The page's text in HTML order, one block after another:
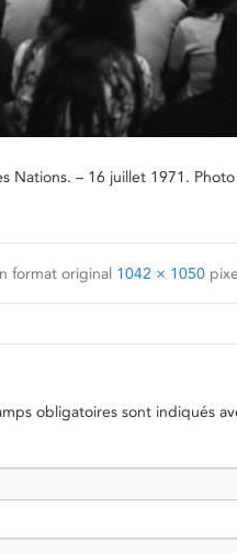
Nations. – 16 juillet 1971.
format original 1042 × 1050
obligatoires sont indiqués